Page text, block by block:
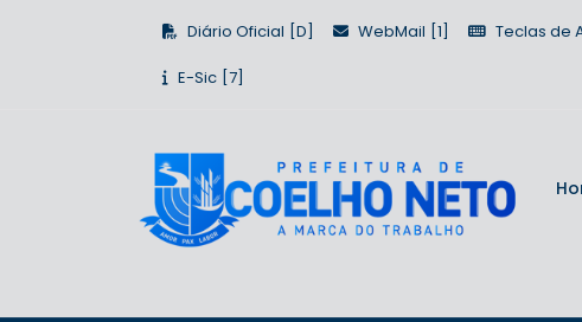
Diário Oficial WebMail Teclas de
E-Sic